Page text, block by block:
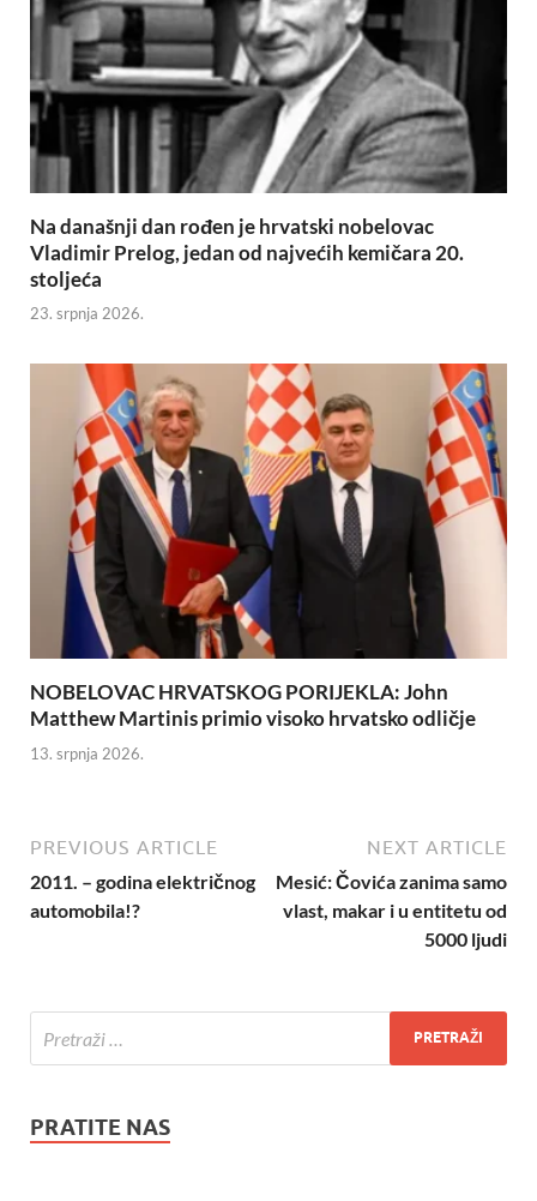
Na današnji dan rođen je hrvatski nobelovac
Vladimir Prelog, jedan od najvećih kemičara 20.
stoljeća
23. srpnja 2026.
NOBELOVAC HRVATSKOG PORIJEKLA: John
Matthew Martinis primio visoko hrvatsko odličje
13. srpnja 2026.
PREVIOUS ARTICLE
2011. – godina električnog
automobila!?
NEXT ARTICLE
Mesić: Čovića zanima samo
vlast, makar i u entitetu od
5000 ljudi
PRATITE NAS